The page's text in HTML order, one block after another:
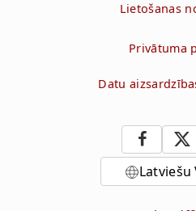
Lietošanas
Privātuma
Datu
Latviešu